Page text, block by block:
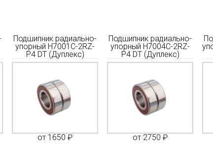
Подшипник радиально-
упорный H7001C-2RZ-
P4 DT (Дуплекс)
от 1650 ₽
Подшипник радиально-
упорный H7004C-2RZ-
P4 DT (Дуплекс)
от 2750 ₽